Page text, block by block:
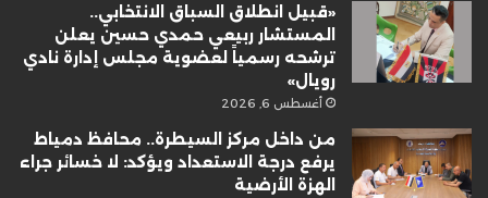
«قبيل انطلاق السباق الانتخابي..
المستشار ربيعي حمدي حسين يعلن
ترشحه رسمياً لعضوية مجلس إدارة نادي
رويال»
أغسطس 6, 2026
من داخل مركز السيطرة.. محافظ دمياط
يرفع درجة الاستعداد ويؤكد: لا خسائر جراء
الهزة الأرضية